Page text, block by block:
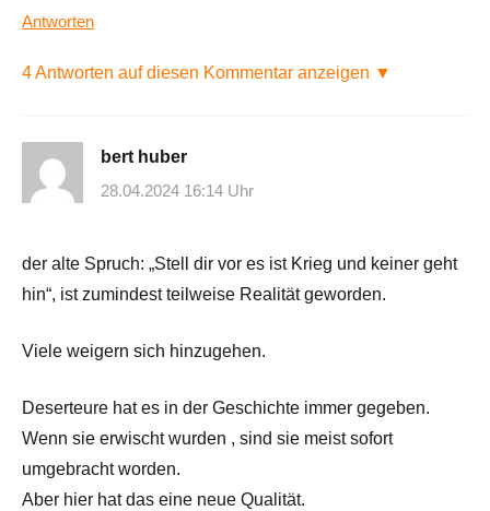
Antworten
4 Antworten auf diesen Kommentar anzeigen ▼
bert huber
28.04.2024 16:14 Uhr
der alte Spruch: „Stell dir vor es ist Krieg und keiner geht
hin“, ist zumindest teilweise Realität geworden.
Viele weigern sich hinzugehen.
Deserteure hat es in der Geschichte immer gegeben.
Wenn sie erwischt wurden , sind sie meist sofort
umgebracht worden.
Aber hier hat das eine neue Qualität.